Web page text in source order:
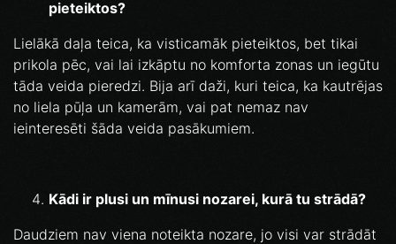
pieteiktos?
Lielākā daļa teica, ka visticamāk pieteiktos, bet tikai
prikola pēc, vai lai izkāptu no komforta zonas un iegūtu
tāda veida pieredzi. Bija arī daži, kuri teica, ka kautrējas
no liela pūļa un kamerām, vai pat nemaz nav
ieinteresēti šāda veida pasākumiem.
Kādi ir plusi un mīnusi nozarei, kurā tu strādā?
Daudziem nav viena noteikta nozare, jo visi var strādāt